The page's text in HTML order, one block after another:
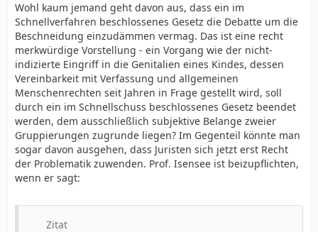
Wohl kaum jemand geht davon aus, dass ein im
Schnellverfahren beschlossenes Gesetz die Debatte um die
Beschneidung einzudämmen vermag. Das ist eine recht
merkwürdige Vorstellung - ein Vorgang wie der nicht-
indizierte Eingriff in die Genitalien eines Kindes, dessen
Vereinbarkeit mit Verfassung und allgemeinen
Menschenrechten seit Jahren in Frage gestellt wird, soll
durch ein im Schnellschuss beschlossenes Gesetz beendet
werden, dem ausschließlich subjektive Belange zweier
Gruppierungen zugrunde liegen? Im Gegenteil könnte man
sogar davon ausgehen, dass Juristen sich jetzt erst Recht
der Problematik zuwenden. Prof. Isensee ist beizupflichten,
wenn er sagt:
Zitat